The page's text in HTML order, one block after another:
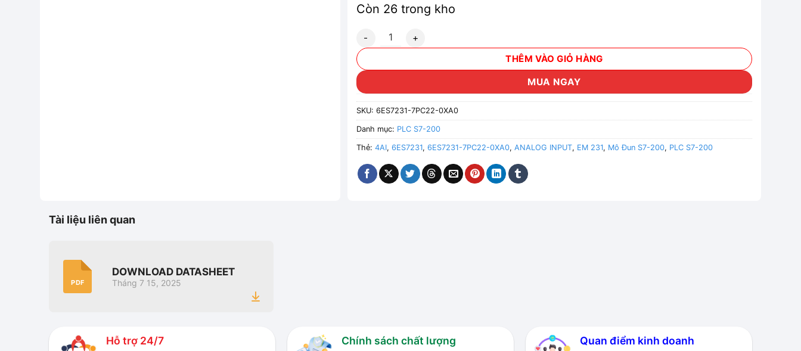
Còn 26 trong kho
6ES7231-7PC22-0XA0 - Mô đun S7-200 Analog input EM 231 4AI số lượng
THÊM VÀO GIỎ HÀNG
MUA NGAY
SKU:6ES7231-7PC22-0XA0
Danh mục: PLC S7-200
Thẻ:4AI,6ES7231,6ES7231-7PC22-0XA0,ANALOG INPUT, EM 231, Mô Đun S7-200, PLC S7-200
Tài liệu liên quan
PDF
DOWNLOAD DATASHEET
Tháng 7 15, 2025
Hỗ trợ 24/7 Chính sách chất lượng Quan điểm kinh doanh